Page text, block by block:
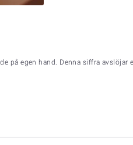
på egen hand. Denna siffra avslöjar